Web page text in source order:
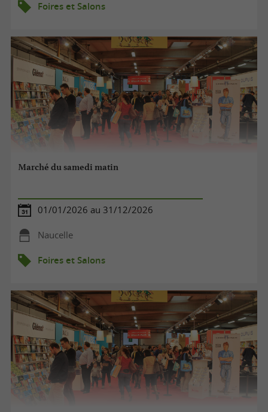
Foires et Salons
Marché du samedi matin
01/01/2026 au 31/12/2026
Naucelle
Foires et Salons